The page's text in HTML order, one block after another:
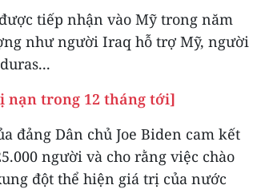
tiếp nhận vào Mỹ trong năm
như người Iraq hỗ trợ Mỹ, người
nạn trong 12 tháng tới]
đảng Dân chủ Joe Biden cam kết
người và cho rằng việc chào
đột thể hiện giá trị của nước